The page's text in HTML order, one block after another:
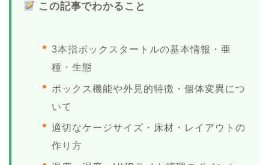
この記事でわかること
3本指ボックスタートルの基本情報・亜
種・生態
ボックス機能や外見的特徴・個体変異につ
いて
適切なケージサイズ・床材・レイアウトの
作り方